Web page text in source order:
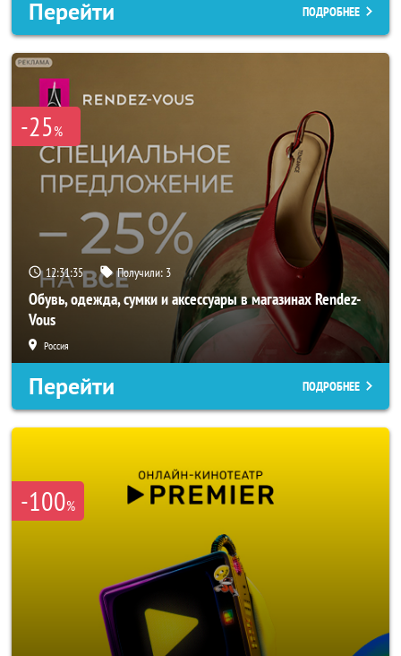
Перейти ПОДРОБНЕЕ
-25%
12:31:33 Получили: 3
Обувь, одежда, сумки и аксессуары в магазинах Rendez-
Vous
Россия
Перейти ПОДРОБНЕЕ
-100%